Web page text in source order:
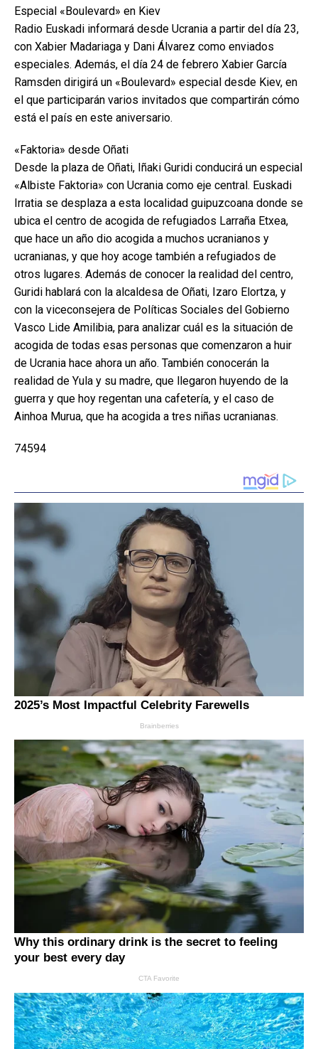
Especial «Boulevard» en Kiev
Radio Euskadi informará desde Ucrania a partir del día 23,
con Xabier Madariaga y Dani Álvarez como enviados
especiales. Además, el día 24 de febrero Xabier García
Ramsden dirigirá un «Boulevard» especial desde Kiev, en
el que participarán varios invitados que compartirán cómo
está el país en este aniversario.
«Faktoria» desde Oñati
Desde la plaza de Oñati, Iñaki Guridi conducirá un especial
«Albiste Faktoria» con Ucrania como eje central. Euskadi
Irratia se desplaza a esta localidad guipuzcoana donde se
ubica el centro de acogida de refugiados Larraña Etxea,
que hace un año dio acogida a muchos ucranianos y
ucranianas, y que hoy acoge también a refugiados de
otros lugares. Además de conocer la realidad del centro,
Guridi hablará con la alcaldesa de Oñati, Izaro Elortza, y
con la viceconsejera de Políticas Sociales del Gobierno
Vasco Lide Amilibia, para analizar cuál es la situación de
acogida de todas esas personas que comenzaron a huir
de Ucrania hace ahora un año. También conocerán la
realidad de Yula y su madre, que llegaron huyendo de la
guerra y que hoy regentan una cafetería, y el caso de
Ainhoa Murua, que ha acogida a tres niñas ucranianas.
74594